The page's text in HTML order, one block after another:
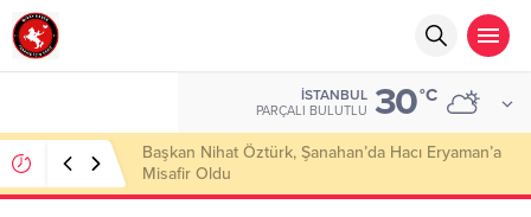
İSTANBUL
PARÇALI BULUTLU 30°C
Başkan Nihat Öztürk, Şanahan’da Hacı Eryaman’a
Misafir Oldu